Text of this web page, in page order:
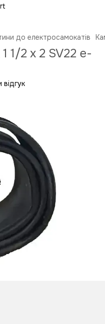
до електросамокатів
1/2 x 2 SV22 e-